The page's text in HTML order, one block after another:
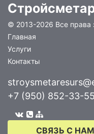
© 2013-2026 Все
Главная
Услуги
Контакты
+7 (950) 852-33-55
СВЯЗЬ С